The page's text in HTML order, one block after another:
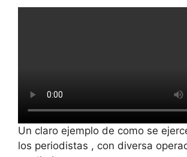
Un claro ejemplo de como se
los periodistas , con diversa